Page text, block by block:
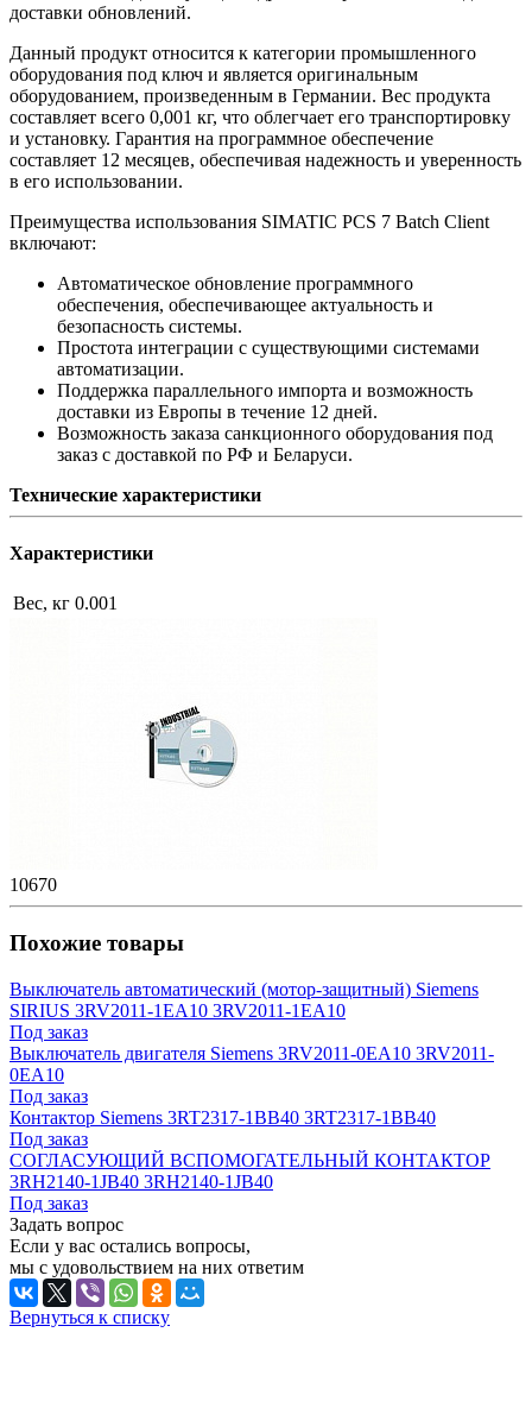
доставки обновлений.
Данный продукт относится к категории промышленного
оборудования под ключ и является оригинальным
оборудованием, произведенным в Германии. Вес продукта
составляет всего 0,001 кг, что облегчает его транспортировку
и установку. Гарантия на программное обеспечение
составляет 12 месяцев, обеспечивая надежность и уверенность
в его использовании.
Преимущества использования SIMATIC PCS 7 Batch Client
включают:
Автоматическое обновление программного
обеспечения, обеспечивающее актуальность и
безопасность системы.
Простота интеграции с существующими системами
автоматизации.
Поддержка параллельного импорта и возможность
доставки из Европы в течение 12 дней.
Возможность заказа санкционного оборудования под
заказ с доставкой по РФ и Беларуси.
Технические характеристики
Характеристики
Вес, кг 0.001
10670
Похожие товары
Выключатель автоматический (мотор-защитный) Siemens
SIRIUS 3RV2011-1EA10 3RV2011-1EA10
Под заказ
Выключатель двигателя Siemens 3RV2011-0EA10 3RV2011-
0EA10
Под заказ
Контактор Siemens 3RT2317-1BB40 3RT2317-1BB40
Под заказ
СОГЛАСУЮЩИЙ ВСПОМОГАТЕЛЬНЫЙ КОНТАКТОР
3RH2140-1JB40 3RH2140-1JB40
Под заказ
Задать вопрос
Если у вас остались вопросы,
мы с удовольствием на них ответим
Вернуться к списку